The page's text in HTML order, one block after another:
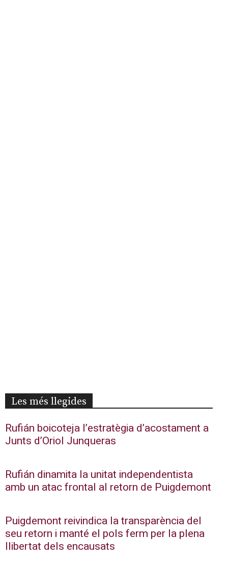
Les més llegides
Rufián boicoteja l’estratègia d’acostament a
Junts d’Oriol Junqueras
Rufián dinamita la unitat independentista
amb un atac frontal al retorn de Puigdemont
Puigdemont reivindica la transparència del
seu retorn i manté el pols ferm per la plena
llibertat dels encausats